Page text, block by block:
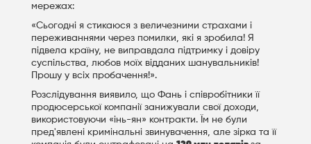
мережах:
«Сьогодні я стикаюся з величезними страхами і
переживаннями через помилки, які я зробила! Я
підвела країну, не виправдала підтримку і довіру
суспільства, любов моїх відданих шанувальників!
Прошу у всіх пробачення!».
Розслідування виявило, що Фань і співробітники її
продюсерської компанії занижували свої доходи,
використовуючи «інь-ян» контракти. Їм не були
пред'явлені кримінальні звинувачення, але зірка та її